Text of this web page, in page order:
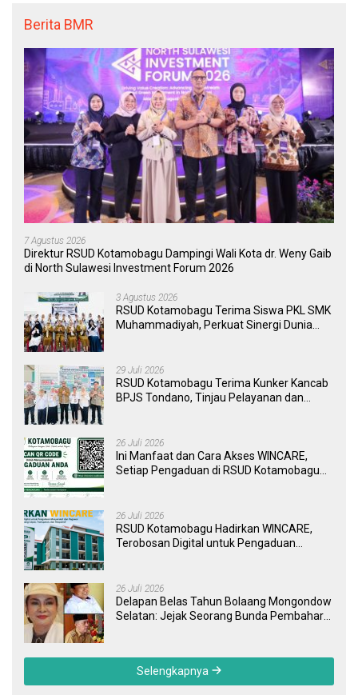
Berita BMR
7 Agustus 2026
Direktur RSUD Kotamobagu Dampingi Wali Kota dr. Weny Gaib
di North Sulawesi Investment Forum 2026
3 Agustus 2026
RSUD Kotamobagu Terima Siswa PKL SMK
Muhammadiyah, Perkuat Sinergi Dunia
29 Juli 2026
RSUD Kotamobagu Terima Kunker Kancab
BPJS Tondano, Tinjau Pelayanan dan
26 Juli 2026
Ini Manfaat dan Cara Akses WINCARE,
Setiap Pengaduan di RSUD Kotamobagu
26 Juli 2026
RSUD Kotamobagu Hadirkan WINCARE,
Terobosan Digital untuk Pengaduan
26 Juli 2026
Delapan Belas Tahun Bolaang Mongondow
Selatan: Jejak Seorang Bunda Pembaharu
Selengkapnya